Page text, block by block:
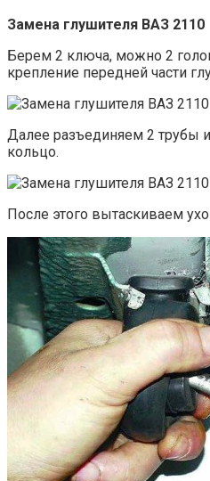
Замена глушителя ВАЗ 2110
Берем 2 ключа, можно 2
крепление передней части
Далее разъединяем 2 трубы
кольцо.
После этого вытаскиваем